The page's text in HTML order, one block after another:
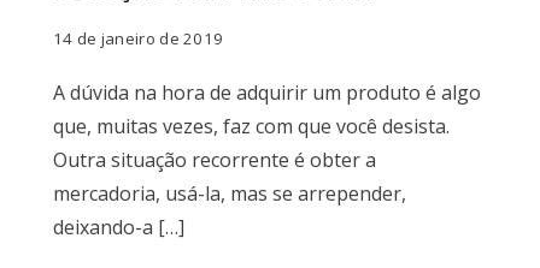
14 de janeiro de 2019
A dúvida na hora de adquirir um produto é algo
que, muitas vezes, faz com que você desista.
Outra situação recorrente é obter a
mercadoria, usá-la, mas se arrepender,
deixando-a […]